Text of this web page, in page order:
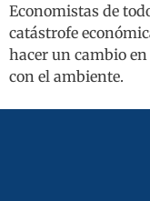
Economistas de
catástrofe
hacer un cambio
con el ambiente.